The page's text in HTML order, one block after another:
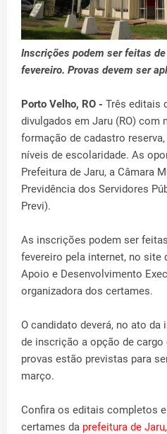
Inscrições podem ser feitas
fevereiro. Provas devem ser
Porto Velho, RO - Três editais
divulgados em Jaru (RO) com
formação de cadastro
níveis de escolaridade. As
Prefeitura de Jaru, a Câmara
Previdência dos Servidores
Previ).
As inscrições podem ser
fevereiro pela internet, no
Apoio e Desenvolvimento
organizadora dos certames.
O candidato deverá, no ato
de inscrição a opção de
provas estão previstas para
março.
Confira os editais completos
certames da prefeitura de Jaru